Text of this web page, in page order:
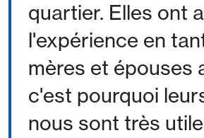
quartier. Elles ont
l'expérience en
mères et épouses
c'est pourquoi
nous sont très